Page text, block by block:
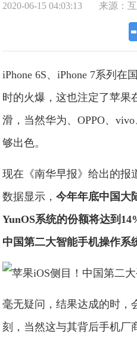
操作系统将是
2020-06-15 04:03:13 来源：
iPhone 6S、iPhone 7系列在
时的火爆，这也注定了苹果
滑，当然华为、OPPO、
够出色。
现在《南华早报》给出的报
数据显示，今年年底中国大
YunOS系统的份额将达到
中国第二大智能手机操作系
毫无疑问，结果达成的时，
刻，当然这与其背后手机厂